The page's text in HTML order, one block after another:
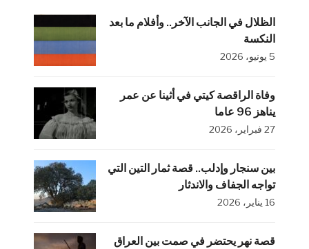
الظلال في الجانب الآخر.. وأفلام ما بعد
النكسة
5 يونيو، 2026
وفاة الراقصة كيتي في أثينا عن عمر
يناهز 96 عاما
27 فبراير، 2026
بين سنجار وإدلب.. قصة ثمار التين التي
تواجه الجفاف والاندثار
16 يناير، 2026
قصة نهر يحتضر في صمت بين العراق